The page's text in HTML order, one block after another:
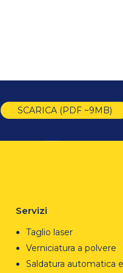
SCARICA (PDF ~9MB)
Servizi
Taglio laser
Verniciatura a polvere
Saldatura automatica